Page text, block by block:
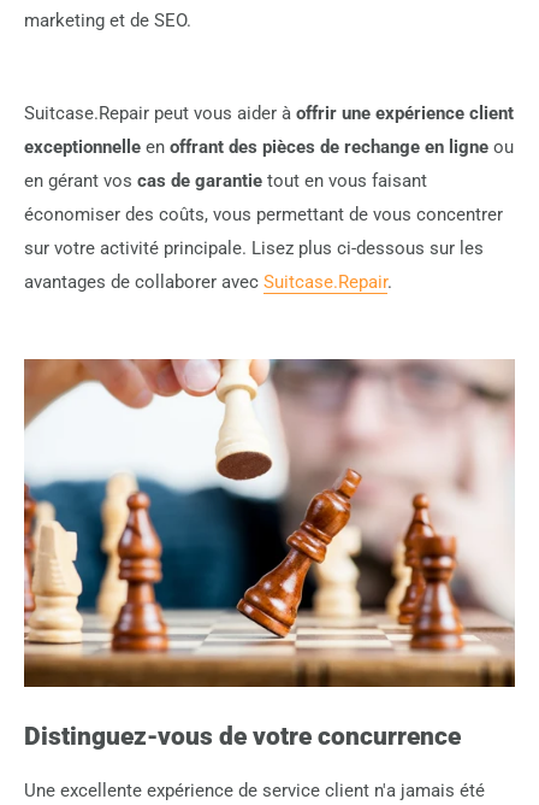
marketing et de SEO.
Suitcase.Repair peut vous aider à offrir une expérience client
exceptionnelle en offrant des pièces de rechange en ligne ou
en gérant vos cas de garantie tout en vous faisant
économiser des coûts, vous permettant de vous concentrer
sur votre activité principale. Lisez plus ci-dessous sur les
avantages de collaborer avec Suitcase.Repair.
Distinguez-vous de votre concurrence
Une excellente expérience de service client n'a jamais été